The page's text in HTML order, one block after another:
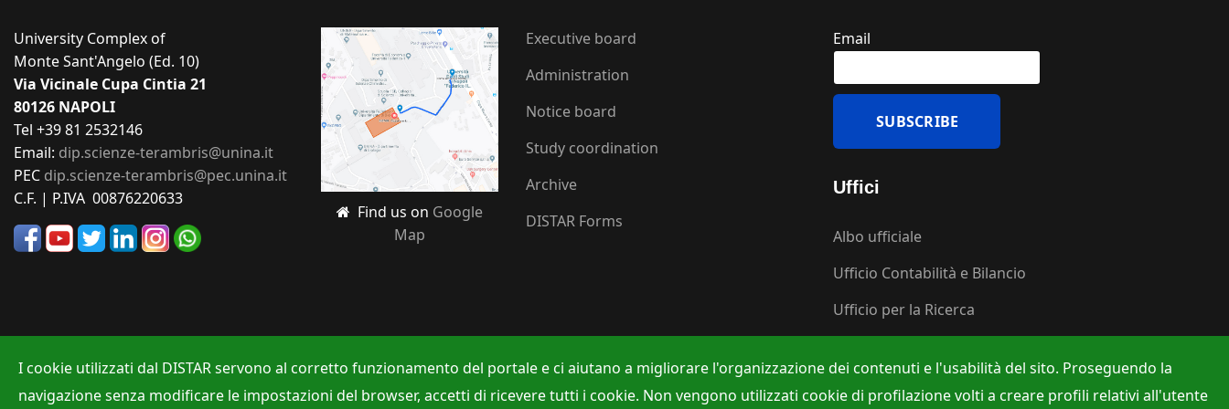
University Complex of
Monte Sant'Angelo (Ed. 10)
Via Vicinale Cupa Cintia 21
80126 NAPOLI
Tel +39 81 2532146
Email: dip.scienze-terambris@unina.it
PEC dip.scienze-terambris@pec.unina.it
C.F. | P.IVA 00876220633
Find us on Google
Map
Executive board
Administration
Notice board
Study coordination
Archive
DISTAR Forms
Email
Uffici
Albo ufficiale
Ufficio Contabilità e Bilancio
Ufficio per la Ricerca
I cookie utilizzati dal DISTAR servono al corretto funzionamento del portale e ci aiutano a migliorare l'organizzazione dei contenuti e l'usabilità del sito. Proseguendo la
navigazione senza modificare le impostazioni del browser, accetti di ricevere tutti i cookie. Non vengono utilizzati cookie di profilazione volti a creare profili relativi all'utente